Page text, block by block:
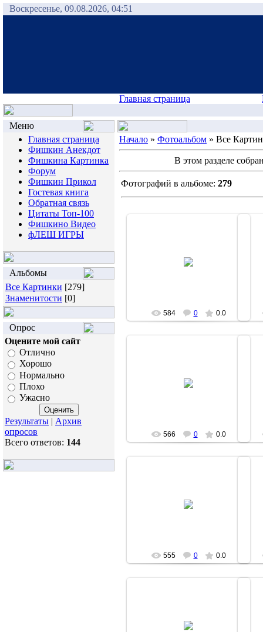
Воскресенье, 09.08.2026, 04:51
Главная страница
Меню
Главная страница
Фишкин Анекдот
Фишкина Картинка
Форум
Фишкин Прикол
Гостевая книга
Обратная связь
Цитаты Топ-100
Фишкино Видео
фЛЕШ ИГРЫ
Альбомы
Все Картинки [279]
Знаменитости [0]
Опрос
Оцените мой сайт
Отлично
Хорошо
Нормально
Плохо
Ужасно
Результаты | Архив
опросов
Всего ответов: 144
Начало » Фотоальбом » Все
В этом разделе
Фотографий в альбоме: 279
584 0 0.0
566 0 0.0
555 0 0.0